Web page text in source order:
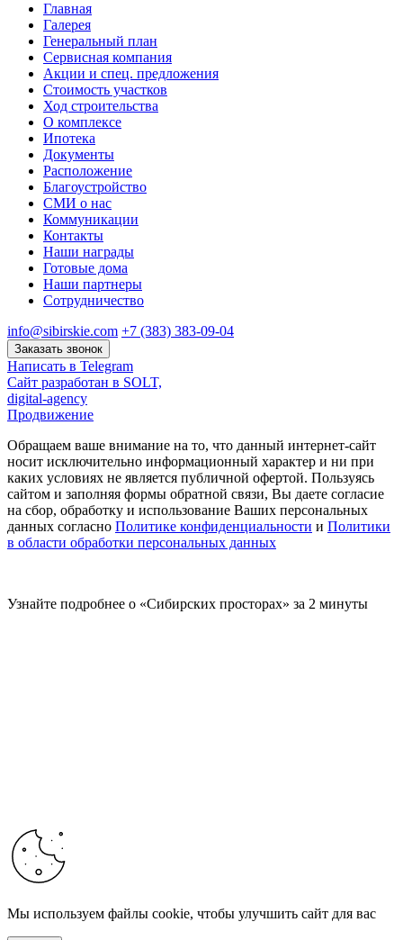
Главная
Галерея
Генеральный план
Сервисная компания
Акции и спец. предложения
Стоимость участков
Ход строительства
О комплексе
Ипотека
Документы
Расположение
Благоустройство
СМИ о нас
Коммуникации
Контакты
Наши награды
Готовые дома
Наши партнеры
Сотрудничество
info@sibirskie.com +7 (383) 383-09-04
Заказать звонок
Написать в Telegram
Сайт разработан в SOLT,
digital-agency
Продвижение
Обращаем ваше внимание на то, что данный интернет-сайт
носит исключительно информационный характер и ни при
каких условиях не является публичной офертой. Пользуясь
сайтом и заполняя формы обратной связи, Вы даете согласие
на сбор, обработку и использование Ваших персональных
данных согласно Политике конфиденциальности и Политики
в области обработки персональных данных
Узнайте подробнее о «Сибирских просторах» за 2 минуты
Мы используем файлы cookie, чтобы улучшить сайт для вас